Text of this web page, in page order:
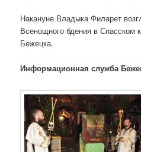
Накануне Владыка Филарет
Всенощного бдения в Спасском
Бежецка.
Информационная служба